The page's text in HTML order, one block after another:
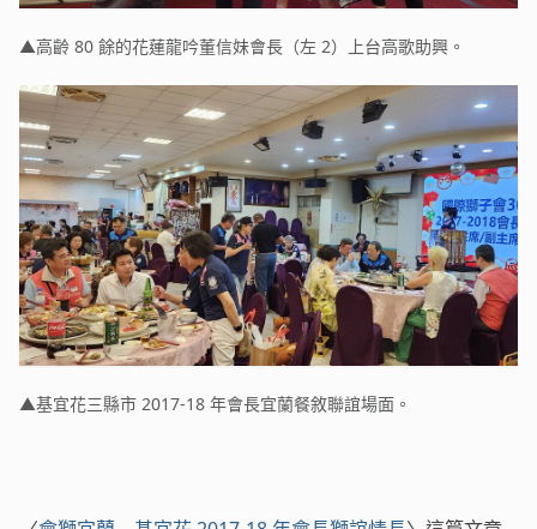
▲高齡 80 餘的花蓮龍吟董信妹會長（左 2）上台高歌助興。
▲基宜花三縣市 2017-18 年會長宜蘭餐敘聯誼場面。